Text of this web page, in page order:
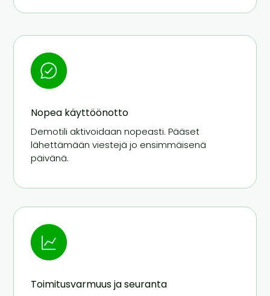
Nopea käyttöönotto
Demotili aktivoidaan nopeasti. Pääset
lähettämään viestejä jo ensimmäisenä
päivänä.
Toimitusvarmuus ja seuranta